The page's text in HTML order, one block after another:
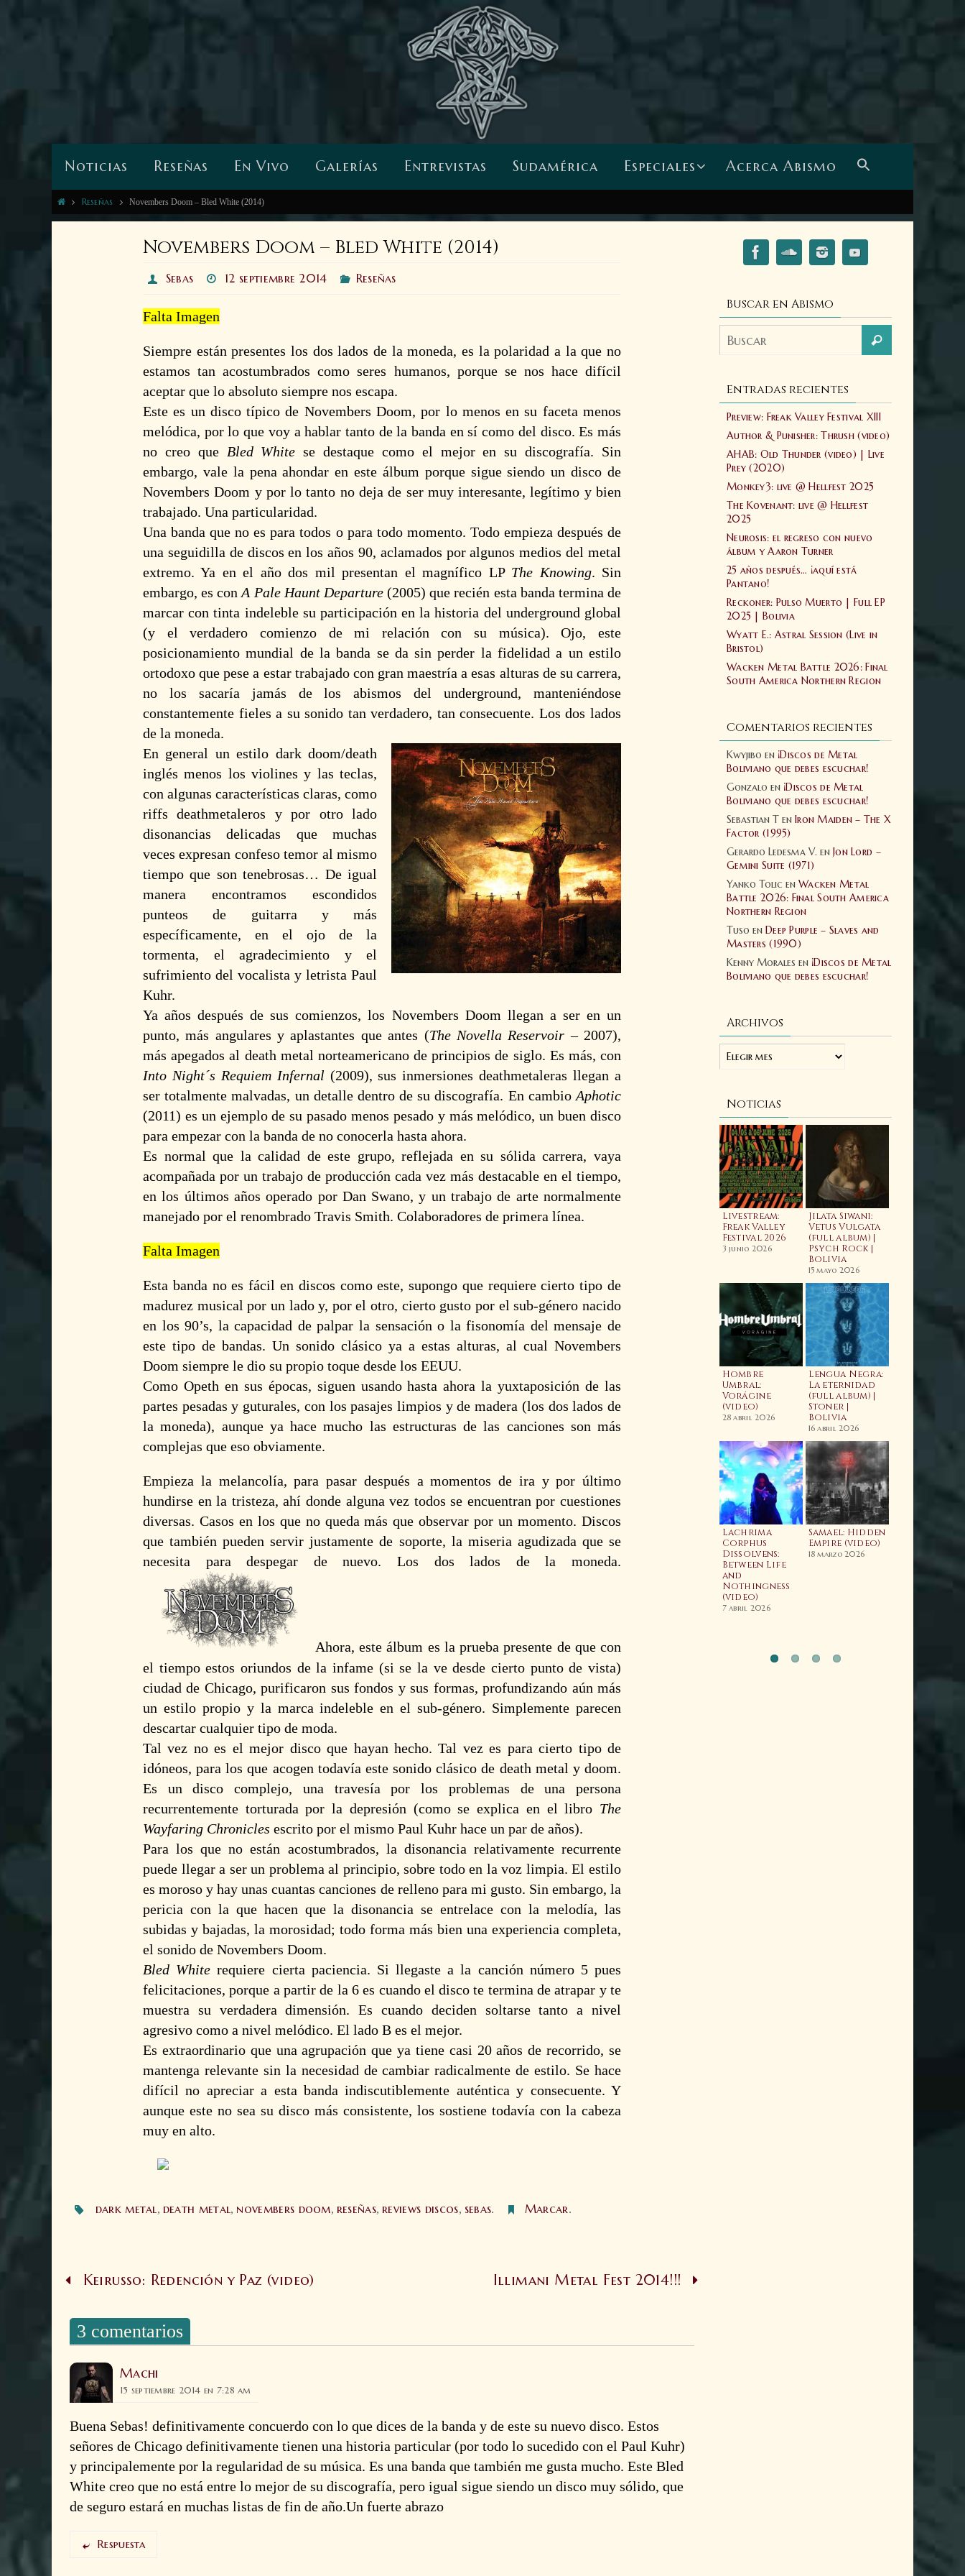
Noticias Reseñas En Vivo Galerías Entrevistas Sudamérica Especiales Acerca Abismo
Reseñas Novembers Doom – Bled White (2014)
Novembers Doom – Bled White (2014)
Sebas 12 septiembre 2014 Reseñas
Falta Imagen
Siempre están presentes los dos lados de la moneda, es la polaridad a la que no
estamos tan acostumbrados como seres humanos, porque se nos hace difícil
aceptar que lo absoluto siempre nos escapa.
Este es un disco típico de Novembers Doom, por lo menos en su faceta menos
melódica, por lo que voy a hablar tanto de la banda en sí como del disco. Es más
no creo que Bled White se destaque como el mejor en su discografía. Sin
embargo, vale la pena ahondar en este álbum porque sigue siendo un disco de
Novembers Doom y por lo tanto no deja de ser muy interesante, legítimo y bien
trabajado. Una particularidad.
Una banda que no es para todos o para todo momento. Todo empieza después de
una seguidilla de discos en los años 90, aclamados por algunos medios del metal
extremo. Ya en el año dos mil presentan el magnífico LP The Knowing. Sin
embargo, es conA Pale Haunt Departure(2005) que recién esta banda termina de
marcar con tinta indeleble su participación en la historia del underground global
(y el verdadero comienzo de mi relación con su música). Ojo, este
posicionamiento mundial de la banda se da sin perder la fidelidad a un estilo
ortodoxo que pese a estar trabajado con gran maestría a esas alturas de su carrera,
no los sacaría jamás de los abismos del underground, manteniéndose
constantemente fieles a su sonido tan verdadero, tan consecuente. Los dos lados
de la moneda.
En general un estilo dark doom/death
inglés menos los violines y las teclas,
con algunas características claras, como
riffs deathmetaleros y por otro lado
disonancias delicadas que muchas
veces expresan confeso temor al mismo
tiempo que son tenebrosas… De igual
manera encontramos escondidos
punteos de guitarra y más
específicamente, en el ojo de la
tormenta, el agradecimiento y el
sufrimiento del vocalista y letrista Paul
Kuhr.
Ya años después de sus comienzos, los Novembers Doom llegan a ser en un
punto, más angulares y aplastantes que antes (The Novella Reservoir – 2007),
más apegados al death metal norteamericano de principios de siglo. Es más, con
Into Night´s Requiem Infernal (2009), sus inmersiones deathmetaleras llegan a
ser totalmente malvadas, un detalle dentro de su discografía. En cambio Aphotic
(2011) es un ejemplo de su pasado menos pesado y más melódico, un buen disco
para empezar con la banda de no conocerla hasta ahora.
Es normal que la calidad de este grupo, reflejada en su sólida carrera, vaya
acompañada por un trabajo de producción cada vez más destacable en el tiempo,
en los últimos años operado por Dan Swano, y un trabajo de arte normalmente
manejado por el renombrado Travis Smith. Colaboradores de primera línea.
Falta Imagen
Esta banda no es fácil en discos como este, supongo que requiere cierto tipo de
madurez musical por un lado y, por el otro, cierto gusto por el sub-género nacido
en los 90’s, la capacidad de palpar la sensación o la fisonomía del mensaje de
este tipo de bandas. Un sonido clásico ya a estas alturas, al cual Novembers
Doom siempre le dio su propio toque desde los EEUU.
Como Opeth en sus épocas, siguen usando hasta ahora la yuxtaposición de las
partes pesadas y guturales, con los pasajes limpios y de madera (los dos lados de
la moneda), aunque ya hace mucho las estructuras de las canciones son más
complejas que eso obviamente.
Empieza la melancolía, para pasar después a momentos de ira y por último
hundirse en la tristeza, ahí donde alguna vez todos se encuentran por cuestiones
diversas. Casos en los que no queda más que observar por un momento. Discos
que también pueden servir justamente de soporte, la miseria agudizada que se
necesita para despegar de nuevo. Los dos lados de la moneda.
Ahora, este álbum es la prueba presente de que con
el tiempo estos oriundos de la infame (si se la ve desde cierto punto de vista)
ciudad de Chicago, purificaron sus fondos y sus formas, profundizando aún más
un estilo propio y la marca indeleble en el sub-género. Simplemente parecen
descartar cualquier tipo de moda.
Tal vez no es el mejor disco que hayan hecho. Tal vez es para cierto tipo de
idóneos, para los que acogen todavía este sonido clásico de death metal y doom.
Es un disco complejo, una travesía por los problemas de una persona
recurrentemente torturada por la depresión (como se explica en el libro The
Wayfaring Chronicles escrito por el mismo Paul Kuhr hace un par de años).
Para los que no están acostumbrados, la disonancia relativamente recurrente
puede llegar a ser un problema al principio, sobre todo en la voz limpia. El estilo
es moroso y hay unas cuantas canciones de relleno para mi gusto. Sin embargo, la
pericia con la que hacen que la disonancia se entrelace con la melodía, las
subidas y bajadas, la morosidad; todo forma más bien una experiencia completa,
el sonido de Novembers Doom.
Bled White requiere cierta paciencia. Si llegaste a la canción número 5 pues
felicitaciones, porque a partir de la 6 es cuando el disco te termina de atrapar y te
muestra su verdadera dimensión. Es cuando deciden soltarse tanto a nivel
agresivo como a nivel melódico. El lado B es el mejor.
Es extraordinario que una agrupación que ya tiene casi 20 años de recorrido, se
mantenga relevante sin la necesidad de cambiar radicalmente de estilo. Se hace
difícil no apreciar a esta banda indiscutiblemente auténtica y consecuente. Y
aunque este no sea su disco más consistente, los sostiene todavía con la cabeza
muy en alto.
dark metal , death metal , novembers doom, reseñas,reviews discos, sebas. Marcar.
Keirusso: Redención y Paz (video) Illimani Metal Fest 2014!!!
3 comentarios
Machi
15 septiembre 2014 en 7:28 am
Buena Sebas! definitivamente concuerdo con lo que dices de la banda y de este su nuevo disco. Estos
señores de Chicago definitivamente tienen una historia particular (por todo lo sucedido con el Paul Kuhr)
y principalemente por la regularidad de su música. Es una banda que también me gusta mucho. Este Bled
White creo que no está entre lo mejor de su discografía, pero igual sigue siendo un disco muy sólido, que
de seguro estará en muchas listas de fin de año.Un fuerte abrazo
Respuesta
Buscar en Abismo
Entradas recientes
Preview: Freak Valley Festival XIII
Author & Punisher: Thrush (video)
AHAB: Old Thunder (video) | Live
Prey (2020)
Monkey3: live @ Hellfest 2025
The Kovenant: live @ Hellfest
2025
Neurosis: el regreso con nuevo
álbum y Aaron Turner
25 años después… ¡aquí está
Pantano!
Reckoner: Pulso Muerto | Full EP
2025 | Bolivia
Wyatt E.: Astral Session (Live in
Bristol)
Wacken Metal Battle 2026: Final
South America Northern Region
Comentarios recientes
Kwyjibo en ¡Discos de Metal
Boliviano que debes escuchar!
Gonzalo en ¡Discos de Metal
Boliviano que debes escuchar!
Sebastian T en Iron Maiden – The X
Factor (1995)
Gerardo Ledesma V. en Jon Lord –
Gemini Suite (1971)
Yanko Tolic en Wacken Metal
Battle 2026: Final South America
Northern Region
Tuso en Deep Purple – Slaves and
Masters (1990)
Kenny Morales en ¡Discos de Metal
Boliviano que debes escuchar!
Archivos
Noticias
Bloody
el cartel -y la
entradas- por
17 mayo 2025
Inexorable
Adversity |
Livestream:
Freak Valley
Festival 2026
3 junio 2026
Jilata Siwani:
Vetus Vulgata
(full album) |
Psych Rock |
Bolivia
15 mayo 2026
Hombre
Umbral:
Vorágine
(video)
28 abril 2026
Lengua Negra:
La eternidad
(full album) |
Stoner |
Bolivia
16 abril 2026
Lachrima
Corphus
Dissolvens:
Between Life
and
Nothingness
(video)
7 abril 2026
Samael: Hidden
Empire (video)
18 marzo 2026